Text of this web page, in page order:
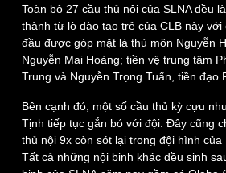
Toàn bộ 27 cầu thủ nội của SLNA đều
thành từ lò đào tạo trẻ của CLB này với
đầu được góp mặt là thủ môn Nguyễn
Nguyễn Mai Hoàng; tiền vệ trung tâm
Trung và Nguyễn Trọng Tuấn, tiền đạo
Bên cạnh đó, một số cầu thủ kỳ cựu
Tịnh tiếp tục gắn bó với đội. Đây cũng
thủ nội 9x còn sót lại trong đội hình của
Tất cả những nội binh khác đều sinh